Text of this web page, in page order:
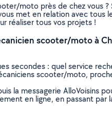
moto près de chez vous
met en relation avec
réaliser tous vos projets !
scooter/moto à
secondes : quel service
scooter/moto,
la messagerie AlloVoisins
en ligne, en passant par